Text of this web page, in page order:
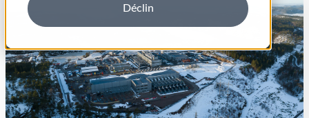
Déclin